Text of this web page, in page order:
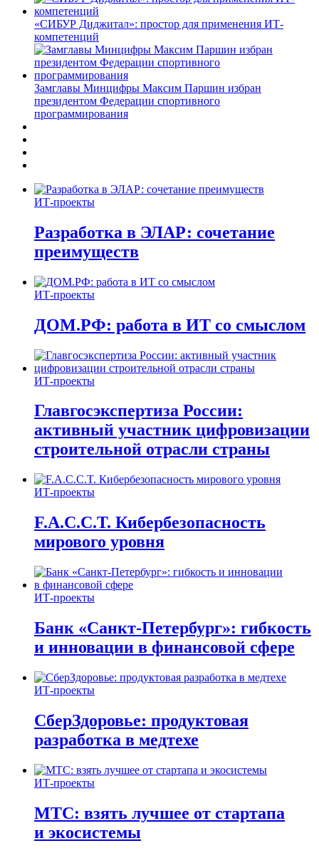
«СИБУР Диджитал»: простор для применения ИТ-
компетенций
Замглавы Минцифры Максим Паршин избран
президентом Федерации спортивного
программирования
ИТ-проекты
Разработка в ЭЛАР: сочетание
преимуществ
ИТ-проекты
ДОМ.РФ: работа в ИТ со смыслом
ИТ-проекты
Главгосэкспертиза России:
активный участник цифровизации
строительной отрасли страны
ИТ-проекты
F.A.C.C.T. Кибербезопасность
мирового уровня
ИТ-проекты
Банк «Санкт-Петербург»: гибкость
и инновации в финансовой сфере
ИТ-проекты
СберЗдоровье: продуктовая
разработка в медтехе
ИТ-проекты
МТС: взять лучшее от стартапа
и экосистемы